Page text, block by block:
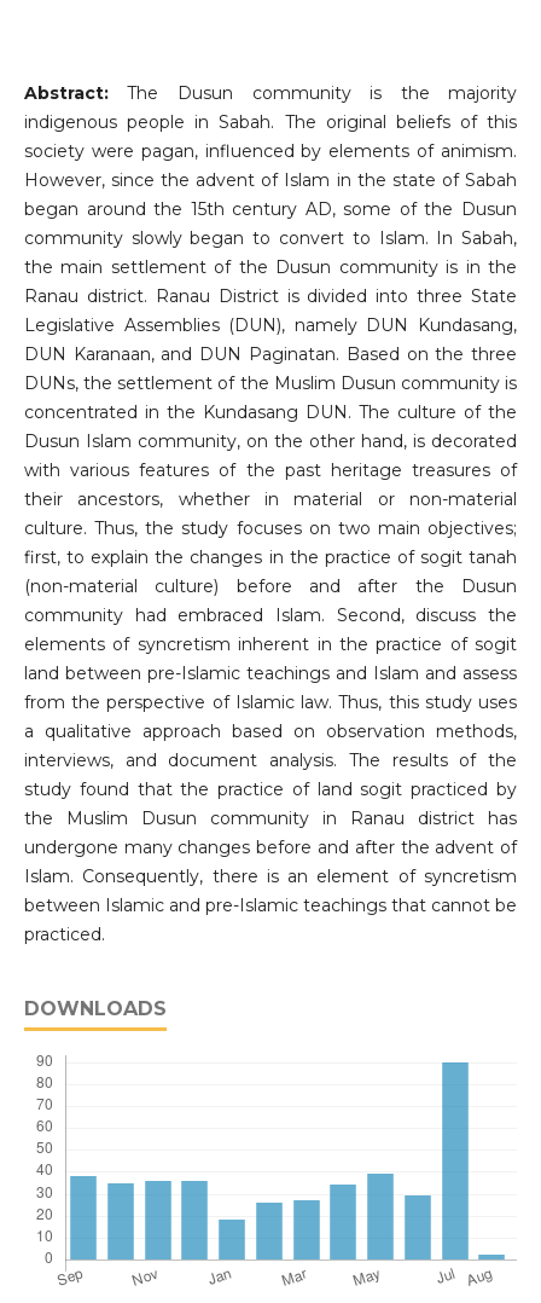
Abstract:The Dusun community is the majority
indigenous people in Sabah. The original beliefs of this
society were pagan, influenced by elements of animism.
However, since the advent of Islam in the state of Sabah
began around the 15th century AD, some of the Dusun
community slowly began to convert to Islam. In Sabah,
the main settlement of the Dusun community is in the
Ranau district. Ranau District is divided into three State
Legislative Assemblies (DUN), namely DUN Kundasang,
DUN Karanaan, and DUN Paginatan. Based on the three
DUNs, the settlement of the Muslim Dusun community is
concentrated in the Kundasang DUN. The culture of the
Dusun Islam community, on the other hand, is decorated
with various features of the past heritage treasures of
their ancestors, whether in material or non-material
culture. Thus, the study focuses on two main objectives;
first, to explain the changes in the practice of sogit tanah
(non-material culture) before and after the Dusun
community had embraced Islam. Second, discuss the
elements of syncretism inherent in the practice of sogit
land between pre-Islamic teachings and Islam and assess
from the perspective of Islamic law. Thus, this study uses
a qualitative approach based on observation methods,
interviews, and document analysis. The results of the
study found that the practice of land sogit practiced by
the Muslim Dusun community in Ranau district has
undergone many changes before and after the advent of
Islam. Consequently, there is an element of syncretism
between Islamic and pre-Islamic teachings that cannot be
practiced.
DOWNLOADS